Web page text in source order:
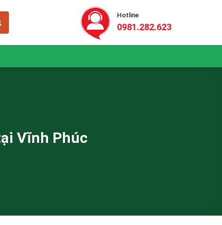
Hotline
0981.282.623
Vĩnh Phúc